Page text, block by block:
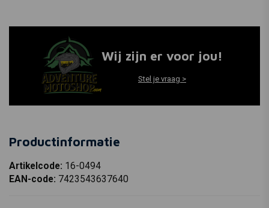
Wij zijn er voor jou!
Stel je vraag >
Productinformatie
Artikelcode: 16-0494
EAN-code: 7423543637640